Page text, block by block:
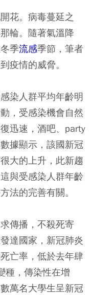
花。病毒蔓延之
輪。隨著氣溫降
季流感季節，筆者
疫情的威脅。
染人群平均年齡明
，受感染機會自然
迅速，酒吧、party
據顯示，該國新冠
大的上升，此新趨
與受感染人群年齡
法的完善有關。
傳播，不殺死寄
達國家，新冠肺炎
亡率，低於去年肆
種，傳染性在增
萬名大學生呈新冠